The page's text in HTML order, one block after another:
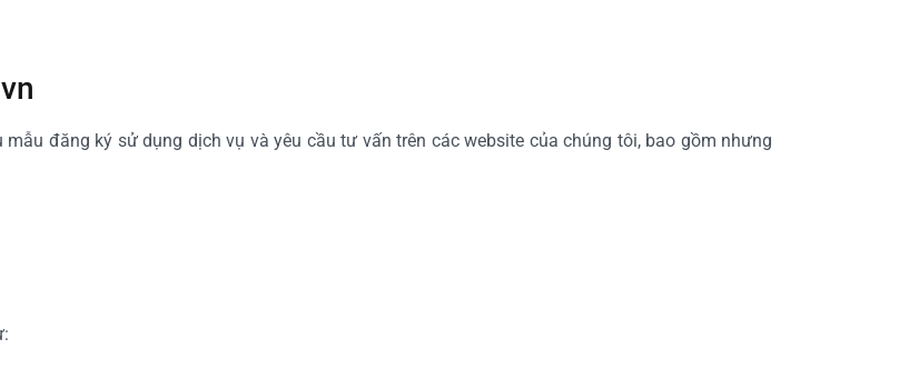
đăng ký sử dụng dịch vụ và yêu cầu tư vấn trên các website của chúng tôi, bao gồm nhưng